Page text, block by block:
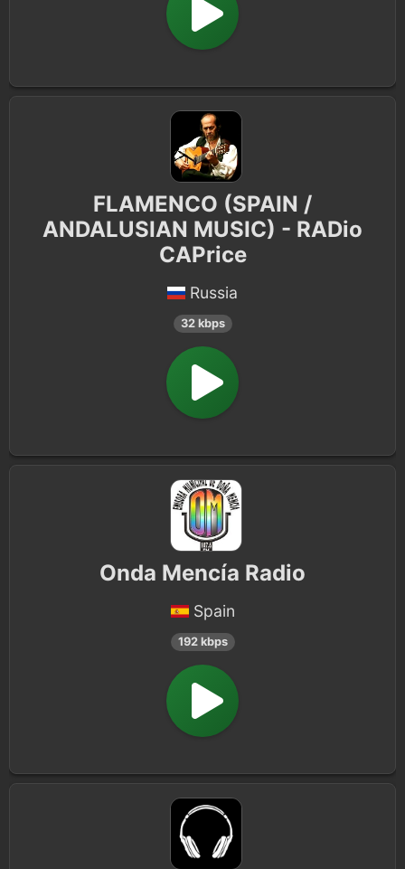
FLAMENCO (SPAIN /
ANDALUSIAN MUSIC) - RADio
CAPrice
Russia
32 kbps
Onda Mencía Radio
Spain
192 kbps